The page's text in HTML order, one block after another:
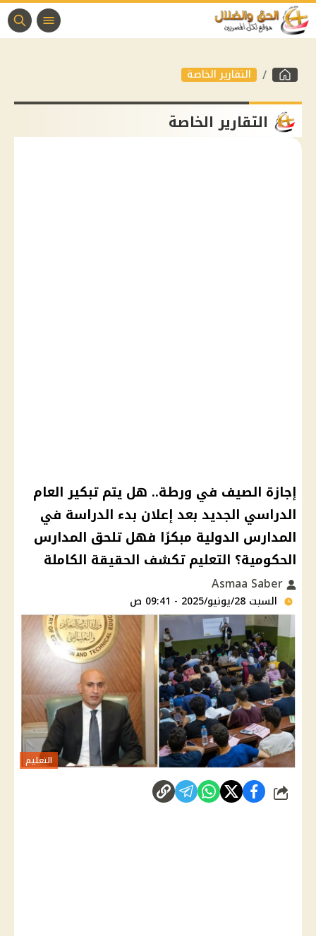
التقارير الخاصة
التقارير الخاصة
إجازة الصيف في ورطة.. هل يتم تبكير العام
الدراسي الجديد بعد إعلان بدء الدراسة في
المدارس الدولية مبكرًا فهل تلحق المدارس
الحكومية؟ التعليم تكشف الحقيقة الكاملة
السبت 28/يونيو/2025 - 09:41 ص
التعليم
شارك